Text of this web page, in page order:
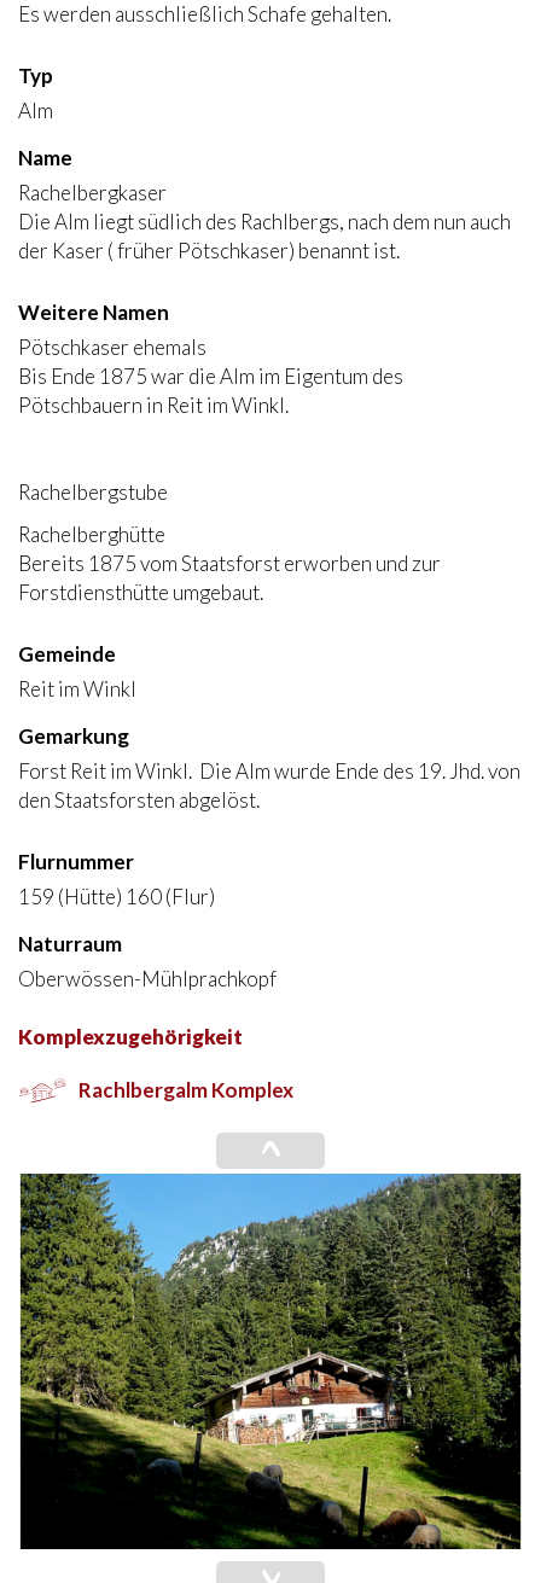
Es werden ausschließlich Schafe gehalten.
Typ
Alm
Name
Rachelbergkaser
Die Alm liegt südlich des Rachlbergs, nach dem nun auch
der Kaser ( früher Pötschkaser) benannt ist.
Weitere Namen
Pötschkaser ehemals
Bis Ende 1875 war die Alm im Eigentum des
Pötschbauern in Reit im Winkl.
Rachelbergstube
Rachelberghütte
Bereits 1875 vom Staatsforst erworben und zur
Forstdiensthütte umgebaut.
Gemeinde
Reit im Winkl
Gemarkung
Forst Reit im Winkl. Die Alm wurde Ende des 19. Jhd. von
den Staatsforsten abgelöst.
Flurnummer
159 (Hütte) 160 (Flur)
Naturraum
Oberwössen-Mühlprachkopf
Komplexzugehörigkeit
Rachlbergalm Komplex